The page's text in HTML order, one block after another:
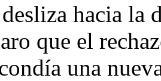
hacia
que el
una